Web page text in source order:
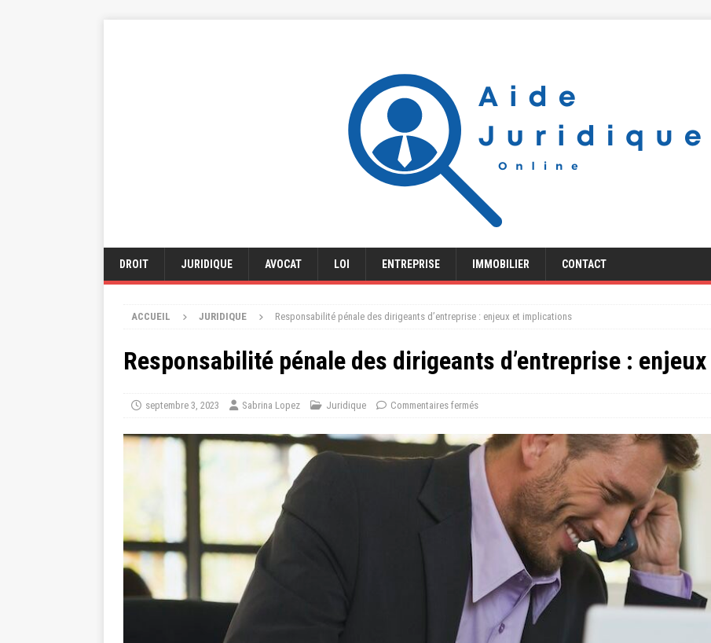
DROIT JURIDIQUE AVOCAT LOI ENTREPRISE IMMOBILIER CONTACT
ACCUEIL JURIDIQUE Responsabilité pénale des dirigeants d’entreprise : enjeux et implications
Responsabilité pénale des dirigeants d’entreprise :
septembre 3, 2023 Sabrina Lopez Juridique Commentaires fermés